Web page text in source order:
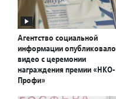
Агентство социальной
информации опубликовало
видео с церемонии
награждения премии «НКО-
Профи»